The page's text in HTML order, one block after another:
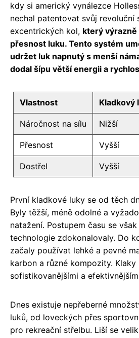
kdy si americký vynálezce
nechal patentovat svůj revoluční
excentrických kol, který
přesnost luku. Tento systém
udržet luk napnutý s menší
dodal šípu větší energii a
Vlastnost Kladkový
Náročnost na sílu Nižší
Přesnost Vyšší
Dostřel Vyšší
První kladkové luky se od těch
Byly těžší, méně odolné a
natažení. Postupem času se
technologie zdokonalovaly. Do
začaly používat lehké a pevné
karbon a různé kompozity. Klaky
sofistikovanějšími a
Dnes existuje nepřeberné
luků, od loveckých přes
pro rekreační střelbu. Liší se